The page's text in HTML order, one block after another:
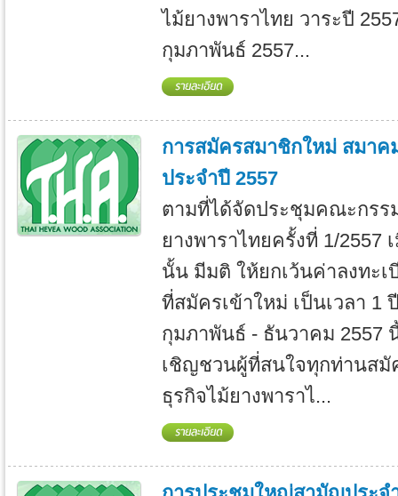
ไม้ยางพาราไทย วาระปี
กุมภาพันธ์ 2557...
การสมัครสมาชิกใหม่ สมาค
ประจำปี 2557
ตามที่ได้จัดประชุมคณะกรร
ยางพาราไทยครั้งที่ 1/2557
นั้น มีมติ ให้ยกเว้นค่าลงทะ
ที่สมัครเข้าใหม่ เป็นเวลา 1
กุมภาพันธ์ - ธันวาคม 2557
เชิญชวนผู้ที่สนใจทุกท่านสมั
ธุรกิจไม้ยางพาราไ...